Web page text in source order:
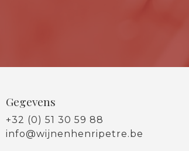
Gegevens
+32 (0) 51 30 59 88
info@wijnenhenripetre.be